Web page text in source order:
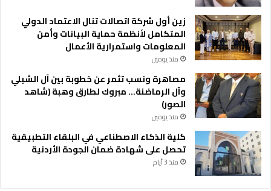
زين أول شركة اتصالات تنال الاعتماد الدولي
المتكامل لأنظمة حماية البيانات وأمن
المعلومات واستمرارية الأعمال
منذ يومين
مصاهرة ونسب تثمر عن خطوبة بين آل الشبلي
وآل الرماضنة… مبروك لطارق وهبة (شاهد
الصور)
منذ يومين
كلية الذكاء الاصطناعي في البلقاء التطبيقية
تحصل على شهادة ضمان الجودة الأردنية
منذ 3 أيام